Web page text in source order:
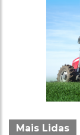
Mais Lidas